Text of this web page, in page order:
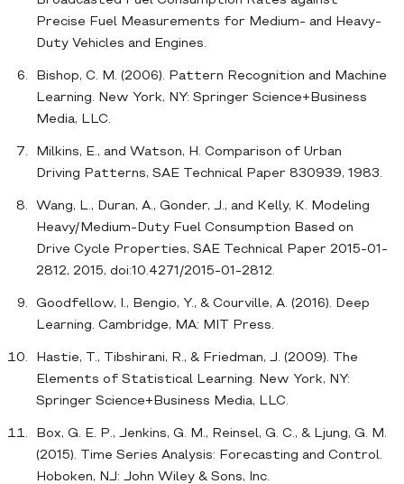
Precise Fuel Measurements for Medium- and Heavy-
Duty Vehicles and Engines.
Bishop, C. M. (2006). Pattern Recognition and Machine
Learning. New York, NY: Springer Science+Business
Media, LLC.
Milkins, E., and Watson, H. Comparison of Urban
Driving Patterns, SAE Technical Paper 830939, 1983.
Wang, L., Duran, A., Gonder, J., and Kelly, K. Modeling
Heavy/Medium-Duty Fuel Consumption Based on
Drive Cycle Properties, SAE Technical Paper 2015-01-
2812, 2015, doi:10.4271/2015-01-2812.
Goodfellow, I., Bengio, Y., & Courville, A. (2016). Deep
Learning. Cambridge, MA: MIT Press.
Hastie, T., Tibshirani, R., & Friedman, J. (2009). The
Elements of Statistical Learning. New York, NY:
Springer Science+Business Media, LLC.
Box, G. E. P., Jenkins, G. M., Reinsel, G. C., & Ljung, G. M.
(2015). Time Series Analysis: Forecasting and Control.
Hoboken, NJ: John Wiley & Sons, Inc.